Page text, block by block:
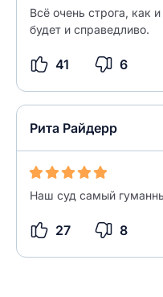
Всё очень строга, как
будет и справедливо.
41 6
Рита Райдерр
Наш суд самый
27 8
Как вы оцените
Ответ на отзыв
0/500
разрешить
Название
ЗАКРЫТЬ